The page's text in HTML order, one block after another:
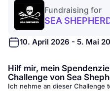
Fundraising for
SEA
10. April 2026 - 5. Mai
Hilf mir, mein
Challenge von Sea
Ich nehme an dieser Challenge